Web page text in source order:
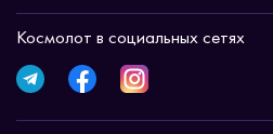
Космолот в социальных сетях